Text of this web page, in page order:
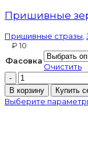
Пришивные
Пришивные стразы
₽
Фасовка
Очистить
Количество
товара
Пришивные
зеркала
В корзину Купить
Выберите